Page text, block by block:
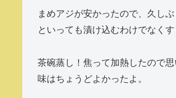
まめアジが安かったので、久しぶ
といっても漬け込むわけでなく
茶碗蒸し！焦って加熱したので
味はちょうどよかったよ。